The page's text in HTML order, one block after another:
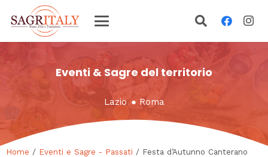
Eventi & Sagre del territorio
Lazio ● Roma
Home / Eventi e Sagre - Passati / Festa d’Autunno Canterano